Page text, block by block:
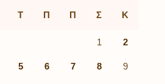
Τ Π Π Σ Κ
1 2
5 6 7 8 9